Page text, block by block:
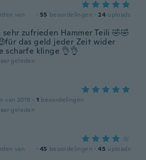
van
· 55 beoordelingen · 24 uploads
sehr zufrieden Hammer Teili 🤣🤣
das geld jeder Zeit wider
scharfe klinge 👌👌
geleden
van 2018 · 1 beoordelingen
geleden
van
· 45 beoordelingen · 45 uploads